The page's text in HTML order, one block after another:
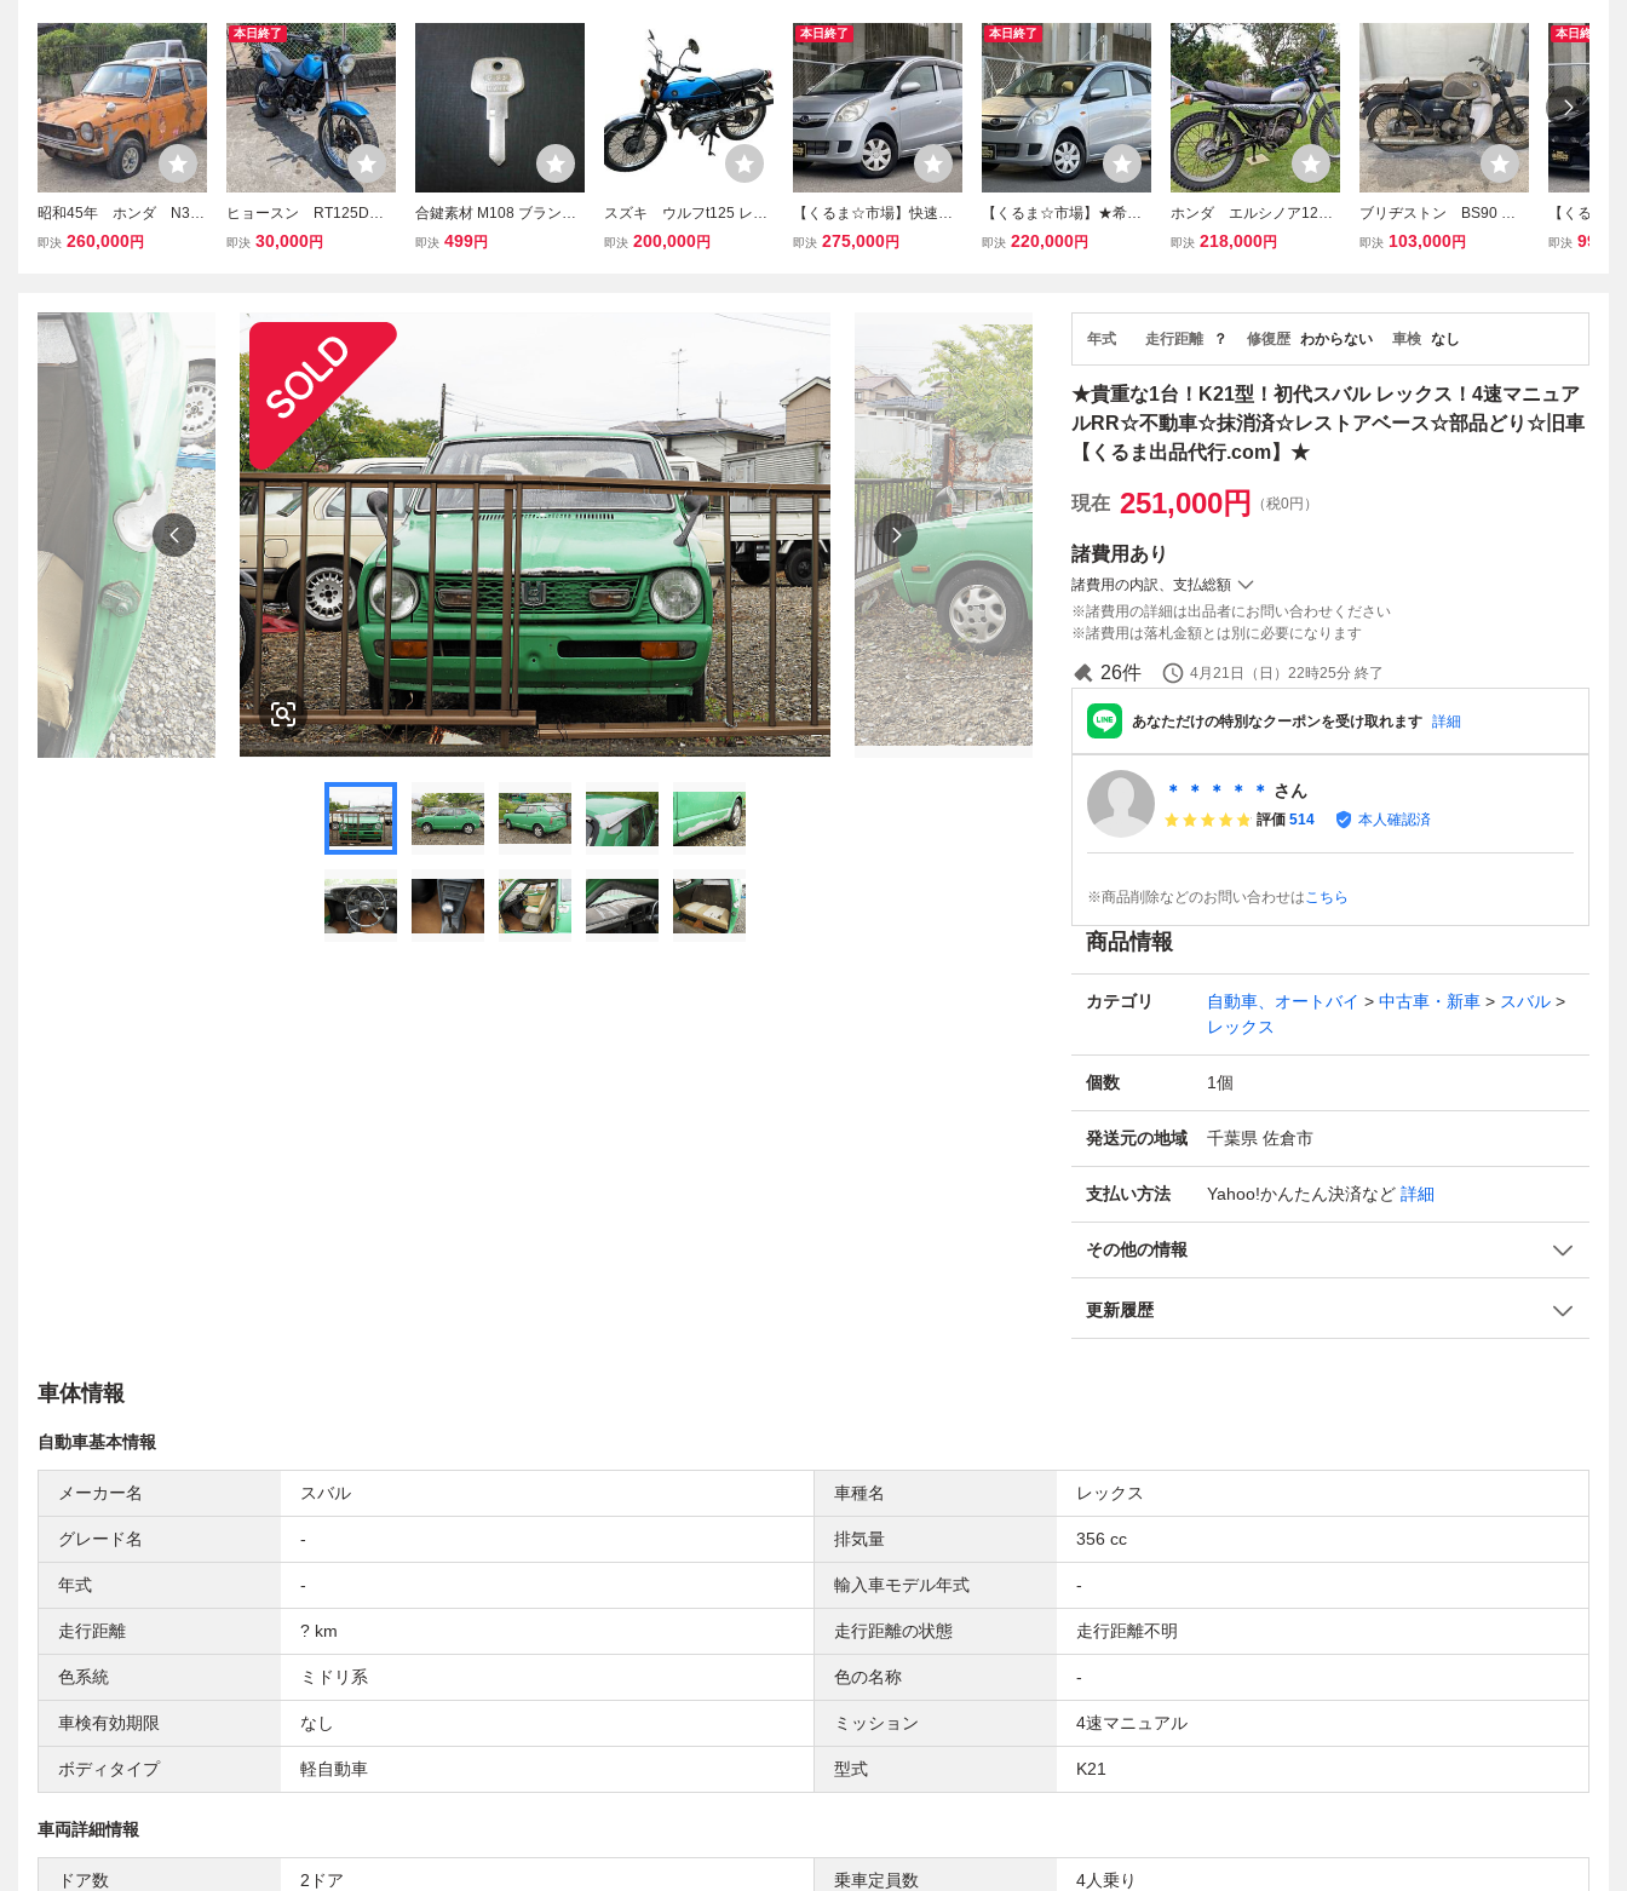
昭和45年 ホンダ N360
書類付き 不動 レス
即決 260,000円
本日終了
ヒョースン RT125D
部品どりレストアベース
即決 30,000円
合鍵素材 M108 ブランク
キー スバル 旧車 ブラン
即決 499円
スズキ ウルフt125 レス
トアベース 部品取り 旧
即決 200,000円
本日終了
【くるま☆市場】快速マ
シン★希少５ＭＴマニュ
即決 275,000円
本日終了
【くるま☆市場】★希少
５ＭＴマニュアル５速?旧
即決 220,000円
ホンダ エルシノア125
MT125 レストアベー
即決 218,000円
ブリヂストン BS90 ブ
リヂストン90 書付 レス
即決 103,000円
本日終了
【くるま
ネオカスタ
即決
年式 走行距離 ？ 修復歴 わからない 車検 なし
★貴重な1台！K21型！初代スバル レックス！4速マニュア
ルRR☆不動車☆抹消済☆レストアベース☆部品どり☆旧車
【くるま出品代行.com】★
現在 251,000円 （税0円）
諸費用 あり
諸費用の内訳、支払総額
諸費用の詳細は出品者にお問い合わせください
諸費用は落札金額とは別に必要になります
26件 4月21日（日）22時25分 終了
あなただけの特別なクーポンを受け取れます 詳細
＊ ＊ ＊ ＊ ＊ さん
評価 514 本人確認済
※商品削除などのお問い合わせはこちら
商品情報
カテゴリ 自動車、オートバイ 中古車・新車
スバル
レックス
個数 1個
発送元の地域 千葉県 佐倉市
支払い方法 Yahoo!かんたん決済など 詳細
その他の情報
更新履歴
車体情報
自動車基本情報
メーカー名 スバル 車種名 レックス
グレード名 - 排気量 356 cc
年式 - 輸入車モデル年式 -
走行距離 ? km 走行距離の状態 走行距離不明
色系統 ミドリ系 色の名称 -
車検有効期限 なし ミッション 4速マニュアル
ボディタイプ 軽自動車 型式 K21
車両詳細情報
ドア数 2ドア 乗車定員数 4人乗り